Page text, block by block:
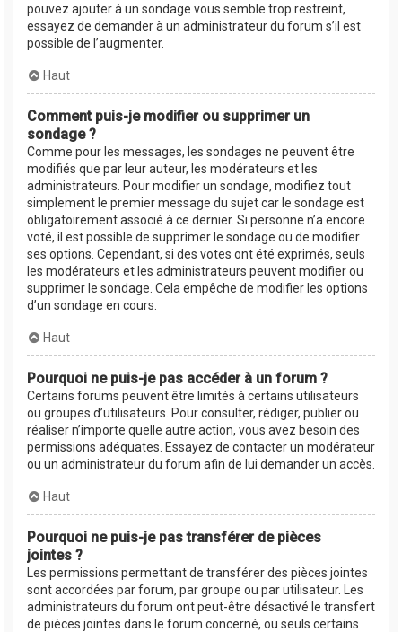
pouvez ajouter à un sondage vous semble trop restreint,
essayez de demander à un administrateur du forum s’il est
possible de l’augmenter.
Haut
Comment puis-je modifier ou supprimer un
sondage ?
Comme pour les messages, les sondages ne peuvent être
modifiés que par leur auteur, les modérateurs et les
administrateurs. Pour modifier un sondage, modifiez tout
simplement le premier message du sujet car le sondage est
obligatoirement associé à ce dernier. Si personne n’a encore
voté, il est possible de supprimer le sondage ou de modifier
ses options. Cependant, si des votes ont été exprimés, seuls
les modérateurs et les administrateurs peuvent modifier ou
supprimer le sondage. Cela empêche de modifier les options
d’un sondage en cours.
Haut
Pourquoi ne puis-je pas accéder à un forum ?
Certains forums peuvent être limités à certains utilisateurs
ou groupes d’utilisateurs. Pour consulter, rédiger, publier ou
réaliser n’importe quelle autre action, vous avez besoin des
permissions adéquates. Essayez de contacter un modérateur
ou un administrateur du forum afin de lui demander un accès.
Haut
Pourquoi ne puis-je pas transférer de pièces
jointes ?
Les permissions permettant de transférer des pièces jointes
sont accordées par forum, par groupe ou par utilisateur. Les
administrateurs du forum ont peut-être désactivé le transfert
de pièces jointes dans le forum concerné, ou seuls certains